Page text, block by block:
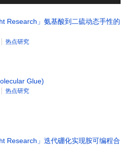
Research」氨基酸到二硫动态手性的
热点研究
Glue)
热点研究
Research」迭代硼化实现胺可编程合